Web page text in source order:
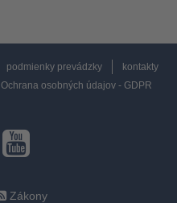
podmienky prevádzky
kontakty
Ochrana osobných údajov - GDPR
Zákony